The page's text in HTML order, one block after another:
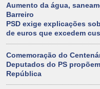
Aumento da água,
Barreiro
PSD exige explicações
de euros que excedem
Comemoração do
Deputados do PS
República